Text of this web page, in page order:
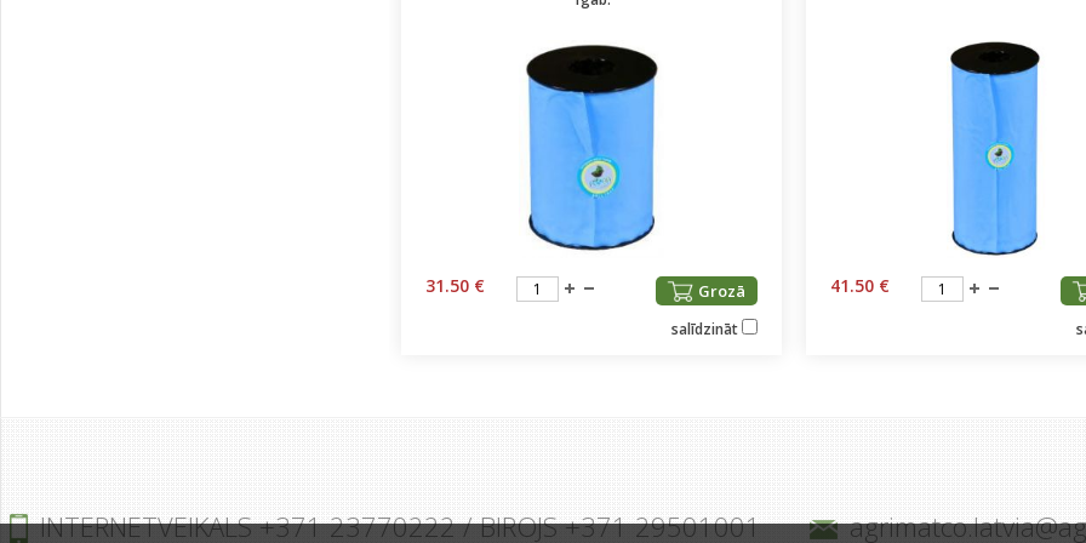
31.50 € Grozā
salīdzināt
41.50 €
INTERNETVEIKALS +371 23770222 / BIROJS +371 29501001